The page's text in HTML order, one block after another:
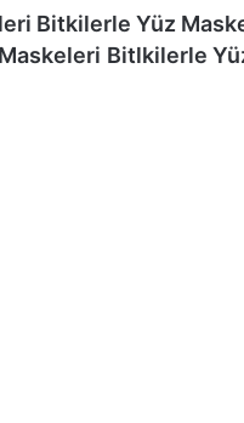
Bitkilerle Yüz
Bitlkilerle